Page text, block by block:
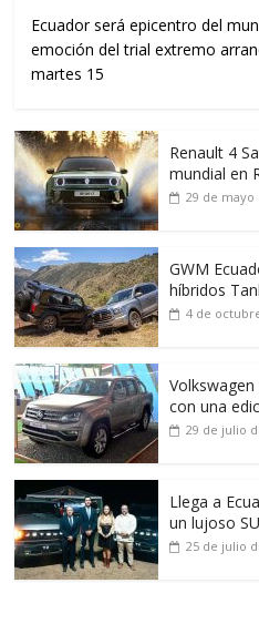
Ecuador será epicentro del
emoción del trial extremo
martes 15
Renault 4
mundial en
29 de mayo
GWM
híbridos
4 de
con una
29 de julio
Llega a
un lujoso
25 de julio